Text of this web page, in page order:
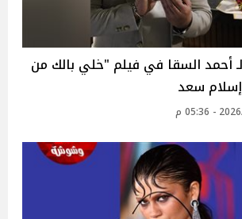
أحمد السقا في فيلم "خلي بالك من
سعد